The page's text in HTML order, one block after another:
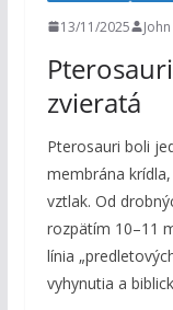
13/11/2025
zvieratá
Pterosauri boli
membrána
vztlak. Od
rozpätím 10–11
línia
vyhynutia a